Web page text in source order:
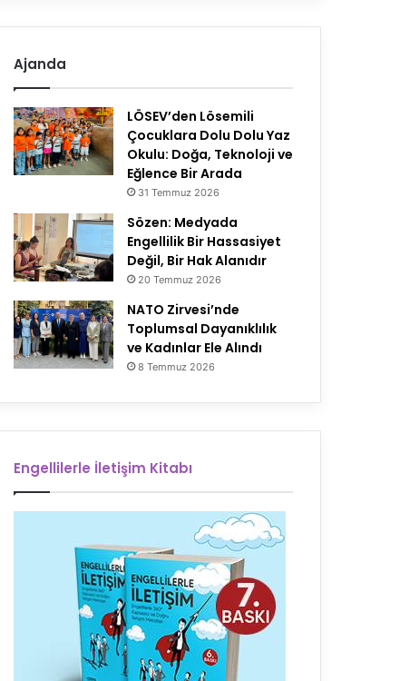
Ajanda
LÖSEV’den Lösemili
Çocuklara Dolu Dolu Yaz
Okulu: Doğa, Teknoloji ve
Eğlence Bir Arada
31 Temmuz 2026
Sözen: Medyada
Engellilik Bir Hassasiyet
Değil, Bir Hak Alanıdır
20 Temmuz 2026
NATO Zirvesi’nde
Toplumsal Dayanıklılık
ve Kadınlar Ele Alındı
8 Temmuz 2026
Engellilerle İletişim Kitabı